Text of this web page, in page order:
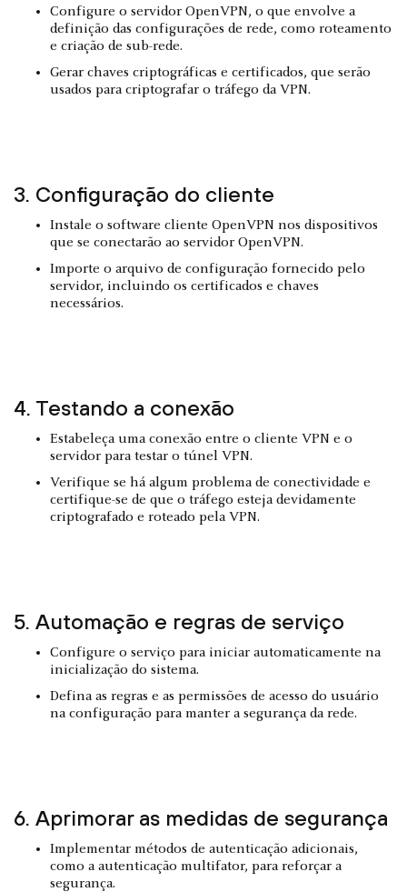
Configure o servidor OpenVPN, o que envolve a
definição das configurações de rede, como roteamento
e criação de sub-rede.
Gerar chaves criptográficas e certificados, que serão
usados para criptografar o tráfego da VPN.
3. Configuração do cliente
Instale o software cliente OpenVPN nos dispositivos
que se conectarão ao servidor OpenVPN.
Importe o arquivo de configuração fornecido pelo
servidor, incluindo os certificados e chaves
necessários.
4. Testando a conexão
Estabeleça uma conexão entre o cliente VPN e o
servidor para testar o túnel VPN.
Verifique se há algum problema de conectividade e
certifique-se de que o tráfego esteja devidamente
criptografado e roteado pela VPN.
5. Automação e regras de serviço
Configure o serviço para iniciar automaticamente na
inicialização do sistema.
Defina as regras e as permissões de acesso do usuário
na configuração para manter a segurança da rede.
6. Aprimorar as medidas de segurança
Implementar métodos de autenticação adicionais,
como a autenticação multifator, para reforçar a
segurança.